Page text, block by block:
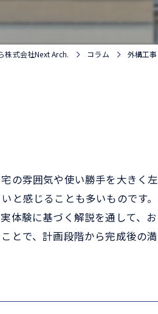
株式会社Next Arch. コラム 外構工
の雰囲気や使い勝手を大きく
と感じることも多いものです
体験に基づく解説を通して、
とで、計画段階から完成後の